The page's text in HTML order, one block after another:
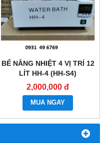
BỂ NÂNG NHIỆT 4 VỊ TRÍ 12
LÍT HH-4 (HH-S4)
2,000,000 đ
MUA NGAY